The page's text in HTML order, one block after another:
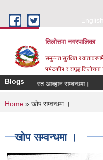
English
तिलोत्तमा नगरपालिका
समुन्नत सुरक्षित र
पर्यटकीय र समृद्ध तिलाेत्तमा
Blogs
दरखास्त आब्हान सम्बन्धमा।
You are here
Home » खाेप सम्वन्धमा ।
खाेप सम्वन्धमा ।